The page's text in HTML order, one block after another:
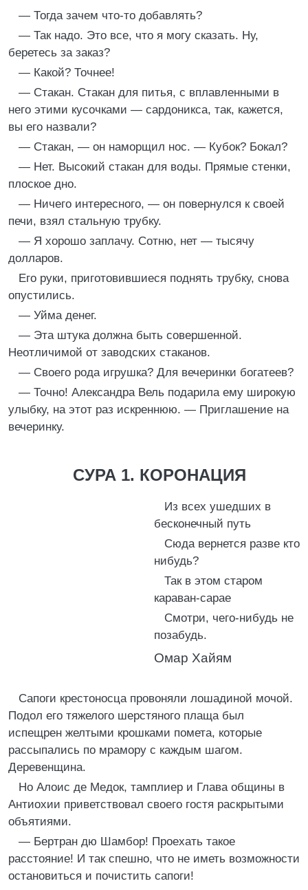
— Тогда зачем что-то добавлять?
— Так надо. Это все, что я могу сказать. Ну,
беретесь за заказ?
— Какой? Точнее!
— Стакан. Стакан для питья, с вплавленными в
него этими кусочками — сардоникса, так, кажется,
вы его назвали?
— Стакан, — он наморщил нос. — Кубок? Бокал?
— Нет. Высокий стакан для воды. Прямые стенки,
плоское дно.
— Ничего интересного, — он повернулся к своей
печи, взял стальную трубку.
— Я хорошо заплачу. Сотню, нет — тысячу
долларов.
Его руки, приготовившиеся поднять трубку, снова
опустились.
— Уйма денег.
— Эта штука должна быть совершенной.
Неотличимой от заводских стаканов.
— Своего рода игрушка? Для вечеринки богатеев?
— Точно! Александра Вель подарила ему широкую
улыбку, на этот раз искреннюю. — Приглашение на
вечеринку.
СУРА 1. КОРОНАЦИЯ
Из всех ушедших в
бесконечный путь
Сюда вернется разве кто
нибудь?
Так в этом старом
караван-сарае
Смотри, чего-нибудь не
позабудь.
Омар Хайям
Сапоги крестоносца провоняли лошадиной мочой.
Подол его тяжелого шерстяного плаща был
испещрен желтыми крошками помета, которые
рассыпались по мрамору с каждым шагом.
Деревенщина.
Но Алоис де Медок, тамплиер и Глава общины в
Антиохии приветствовал своего гостя раскрытыми
объятиями.
— Бертран дю Шамбор! Проехать такое
расстояние! И так спешно, что не иметь возможности
остановиться и почистить сапоги!